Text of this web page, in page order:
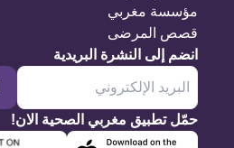
مؤسسة مغربي
قصص المرضى
انضم إلى النشرة البريدية
حمّل تطبيق مغربي الصحية الان!